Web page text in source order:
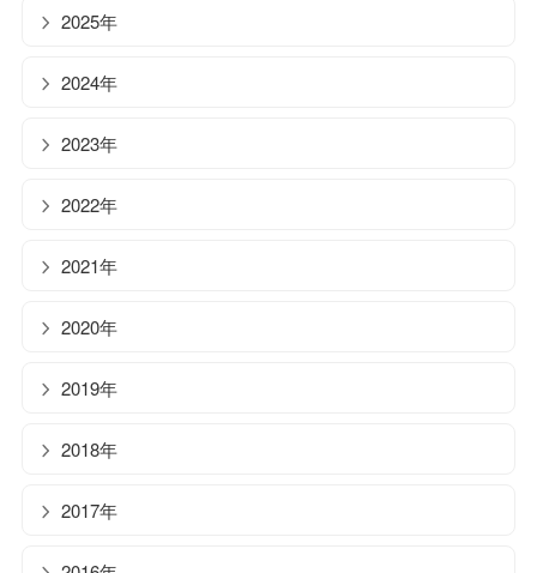
2025年
2024年
2023年
2022年
2021年
2020年
2019年
2018年
2017年